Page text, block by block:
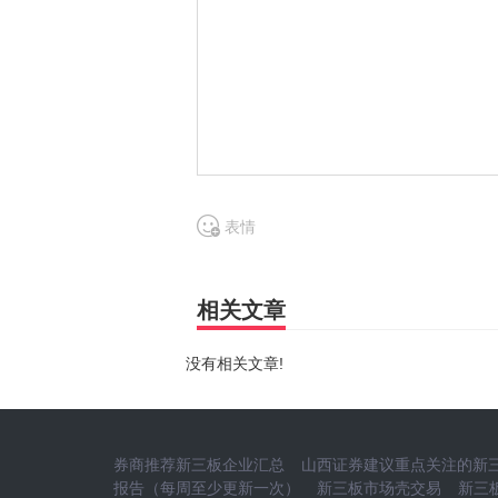
表情
相关文章
没有相关文章!
券商推荐新三板企业汇总
山西证券建议重点关注的新
报告（每周至少更新一次）
新三板市场壳交易 新三